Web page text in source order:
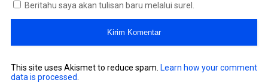
Beritahu saya akan tulisan baru melalui surel.
This site uses Akismet to reduce spam. Learn how your comment
data is processed.